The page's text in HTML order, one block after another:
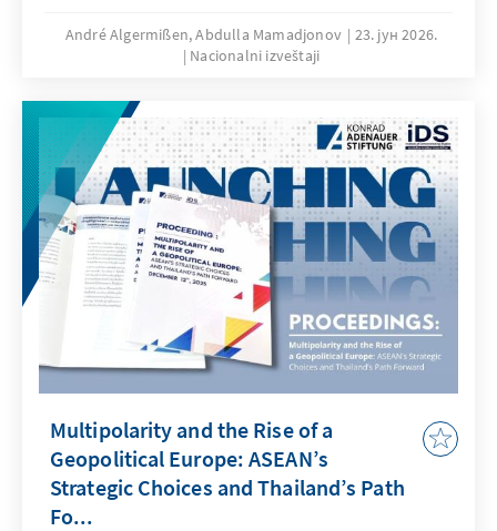
André Algermißen, Abdulla Mamadjonov
23. јун 2026.
Nacionalni izveštaji
Multipolarity and the Rise of a
Geopolitical Europe: ASEAN’s
Strategic Choices and Thailand’s Path
Fo...